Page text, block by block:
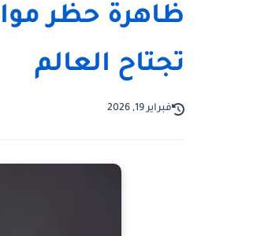
ظاهرة حظر
تجتاح العالم
فبراير 19, 2026